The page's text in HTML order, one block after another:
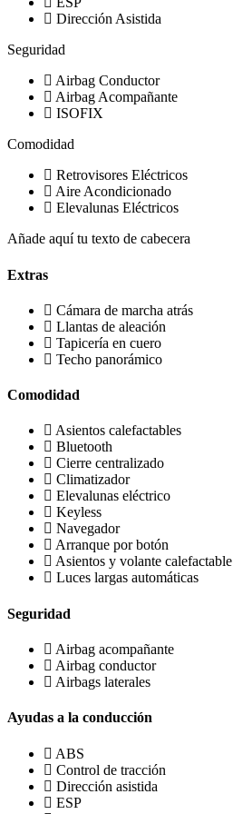
Dirección Asistida
Seguridad
Airbag Conductor
Airbag Acompañante
ISOFIX
Comodidad
Retrovisores Eléctricos
Aire Acondicionado
Elevalunas Eléctricos
Añade aquí tu texto de cabecera
Extras
Cámara de marcha atrás
Llantas de aleación
Tapicería en cuero
Techo panorámico
Comodidad
Asientos calefactables
Bluetooth
Cierre centralizado
Climatizador
Elevalunas eléctrico
Keyless
Navegador
Arranque por botón
Asientos y volante calefactable
Luces largas automáticas
Seguridad
Airbag acompañante
Airbag conductor
Airbags laterales
Ayudas a la conducción
ABS
Control de tracción
Dirección asistida
ESP